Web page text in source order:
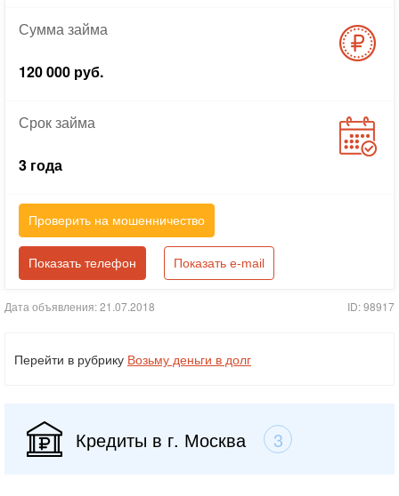
Суммазайма
120 000 руб.
Срокзайма
3 года
Проверить на мошенничество
Показать телефон Показать e-mail
Дата объявления: 21.07.2018 ID: 98917
Перейти в рубрику Возьму деньги в долг
Кредиты в г. Москва 3